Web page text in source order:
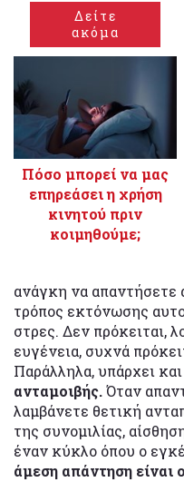
Δείτε
ακόμα
Πόσο μπορεί να μας
επηρεάσει η χρήση
κινητού πριν
κοιμηθούμε;
ανάγκη να απαντήσετε
τρόπος εκτόνωσης
στρες. Δεν πρόκειται,
ευγένεια, συχνά
Παράλληλα, υπάρχει
ανταμοιβής.Όταν
λαμβάνετε θετική
της συνομιλίας,
έναν κύκλο όπου ο
άμεση απάντηση είναι